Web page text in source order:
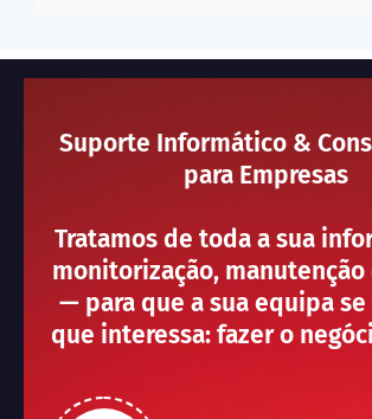
Suporte Informático &
para Empresas
Tratamos de toda a sua
monitorização,
— para que a sua equipa
que interessa: fazer o